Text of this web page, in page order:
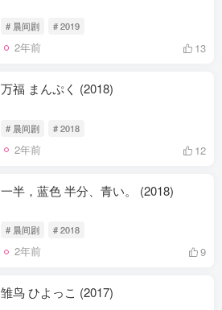
# 晨间剧 # 2019
2年前 13
万福 まんぷく (2018)
# 晨间剧 # 2018
2年前 12
一半，蓝色 半分、青い。 (2018)
# 晨间剧 # 2018
2年前 9
雏鸟 ひよっこ (2017)